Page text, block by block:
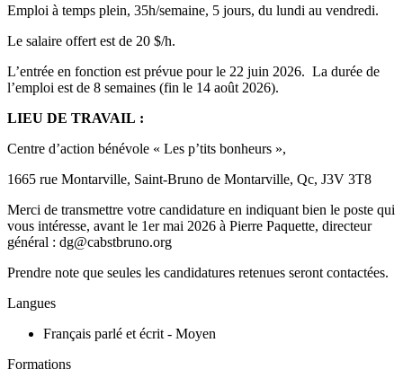
Emploi à temps plein, 35h/semaine, 5 jours, du lundi au vendredi.
Le salaire offert est de 20 $/h.
L’entrée en fonction est prévue pour le 22 juin 2026. La durée de
l’emploi est de 8 semaines (fin le 14 août 2026).
LIEU DE TRAVAIL :
Centre d’action bénévole « Les p’tits bonheurs »,
1665 rue Montarville, Saint-Bruno de Montarville, Qc, J3V 3T8
Merci de transmettre votre candidature en indiquant bien le poste qui
vous intéresse, avant le 1er mai 2026 à Pierre Paquette, directeur
général : dg@cabstbruno.org
Prendre note que seules les candidatures retenues seront contactées.
Langues
Français parlé et écrit - Moyen
Formations